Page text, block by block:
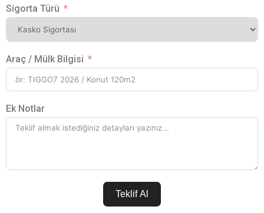
Sigorta Türü
Araç / Mülk Bilgisi
Ek Notlar
Teklif Al